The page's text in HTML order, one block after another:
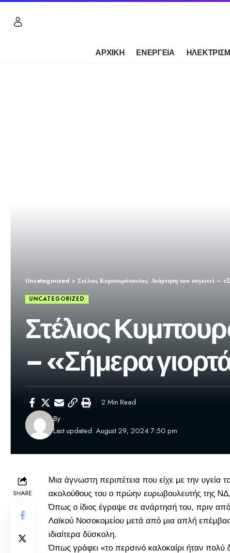
ΑΡΧΙΚΗ ΕΝΕΡΓΕΙΑ
Uncategorized > Στέλιος Κυμπουρόπουλος: Ανάρτηση που συγκινεί –
UNCATEGORIZED
Στέλιος
– «Σήμερα
Last updated: August 29, 2024 7:50 pm
By
2 Min Read
SHARE
Μια άγνωστη περιπέτεια που είχε με την υγεία
ακολούθους του ο πρώην ευρωβουλευτής της ΝΔ,
Όπως ο ίδιος έγραψε σε ανάρτησή του, πριν
Λαϊκού Νοσοκομείου μετά από μια απλή
ιδιαίτερα δύσκολη.
Όπως γράφει «το περσινό καλοκαίρι ήταν πολύ